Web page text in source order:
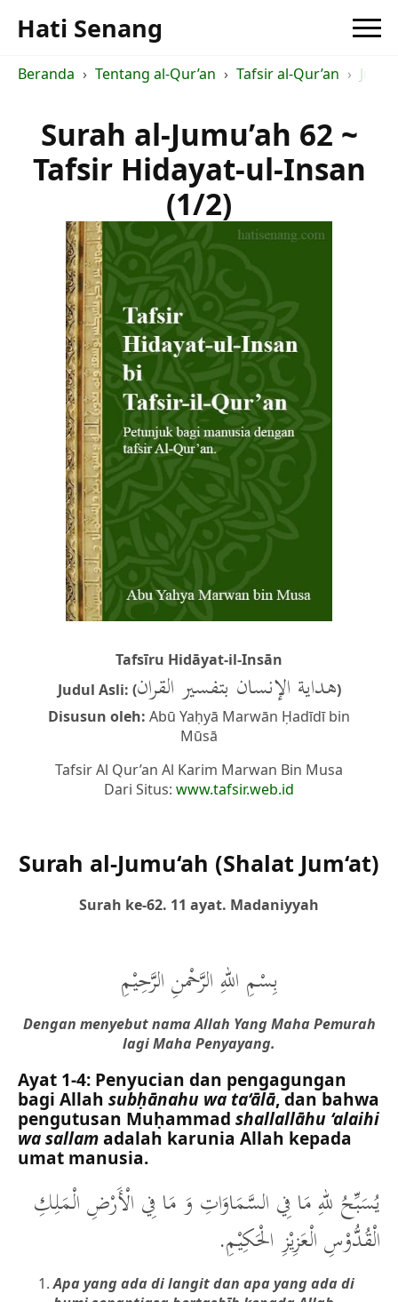
Hati Senang
Beranda Tentang al-Qur’an Tafsir al-Qur’an
Surah al-Jumu’ah 62 ~
Tafsir Hidayat-ul-Insan
(1/2)
Tafsīru Hidāyat-il-Insān
Judul Asli: (هداية الإنسان بتفسير القران)
Disusun oleh: Abū Yaḥyā Marwān Ḥadīdī bin
Mūsā
Tafsir Al Qur’an Al Karim Marwan Bin Musa
Dari Situs: www.tafsir.web.id
Surah al-Jumu‘ah (Shalat Jum‘at)
Surah ke-62. 11 ayat. Madaniyyah
بِسْمِ اللهِ الرَّحْمنِ الرَّحِيْمِ
Dengan menyebut nama Allah Yang Maha Pemurah
lagi Maha Penyayang.
Ayat 1-4: Penyucian dan pengagungan
bagi Allah subḥānahu wa ta‘ālā, dan bahwa
pengutusan Muḥammad shallallāhu ‘alaihi
wa sallamadalah karunia Allah kepada
umat manusia.
يُسَبِّحُ للهِ مَا فِي السَّمَاوَاتِ وَ مَا فِي الْأَرْضِ الْمَلِكِ
الْقُدُّوْسِ الْعَزِيْزِ الْحَكِيْمِ.
Apa yang ada di langit dan apa yang ada di